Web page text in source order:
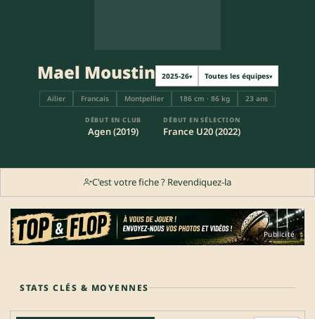
Mael Moustin 2025-26▾ Toutes les équipes▾
Ailier Francais Montpellier 186 cm · 86 kg 23 ans
DÉBUT EN CLUB
Agen (2019)
DÉBUT EN SÉLECTION
France U20 (2022)
C'est votre fiche ? Revendiquez-la
Publicité
STATS CLÉS & MOYENNES